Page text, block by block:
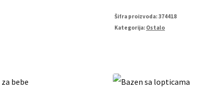
Šifra proizvoda:374418
Kategorija: Ostalo